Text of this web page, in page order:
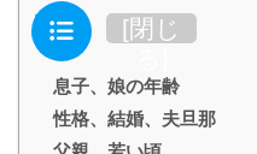
目次 [閉じ
息子、娘の年齢
性格、結婚、夫旦那